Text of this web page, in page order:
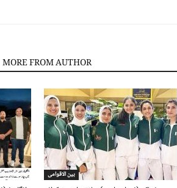
MORE FROM AUTHOR
بین الاقوامی